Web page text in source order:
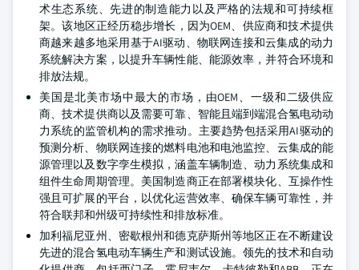
术生态系统、先进的制造能力以及严格的法规和可持续框
架。该地区正经历稳步增长，因为OEM、供应商和技术提供
商越来越多地采用基于AI驱动、物联网连接和云集成的动力
系统解决方案，以提升车辆性能、能源效率，并符合环境和
排放法规。
美国是北美市场中最大的市场，由OEM、一级和二级供应
商、技术提供商以及需要可靠、智能且端到端混合氢电动动
力系统的监管机构的需求推动。主要趋势包括采用AI驱动的
预测分析、物联网连接的燃料电池和电池监控、云集成的能
源管理以及数字孪生模拟，涵盖车辆制造、动力系统集成和
组件生命周期管理。美国制造商正在部署模块化、互操作性
强且可扩展的平台，以优化运营效率、确保车辆可靠性，并
符合联邦和州级可持续性和排放标准。
加利福尼亚州、密歇根州和德克萨斯州等地区正在不断建设
先进的混合氢电动车辆生产和测试设施。领先的技术和自动